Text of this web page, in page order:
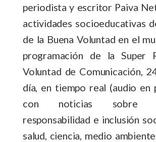
periodista y escritor Paiva
actividades socioeducativas
de la Buena Voluntad en el
programación de la Super
Voluntad de Comunicación,
día, en tiempo real (audio en
con noticias sobre
responsabilidad e inclusión
salud, ciencia, medio